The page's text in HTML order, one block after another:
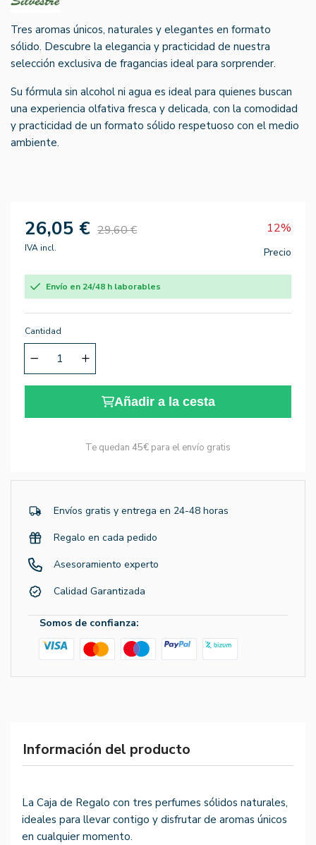
Tres aromas únicos, naturales y elegantes en formato
sólido. Descubre la elegancia y practicidad de nuestra
selección exclusiva de fragancias ideal para sorprender.
Su fórmula sin alcohol ni agua es ideal para quienes buscan
una experiencia olfativa fresca y delicada, con la comodidad
y practicidad de un formato sólido respetuoso con el medio
ambiente.
26,05 € 29,60 € 12%
IVA incl. Precio
Envío en 24/48 h laborables
Cantidad
Añadir a la cesta
Te quedan 45€ para el envío gratis
Envíos gratis y entrega en 24-48 horas
Regalo en cada pedido
Asesoramiento experto
Calidad Garantizada
Somos de confianza:
Información del producto
La Caja de Regalo con tres perfumes sólidos naturales,
ideales para llevar contigo y disfrutar de aromas únicos
en cualquier momento.